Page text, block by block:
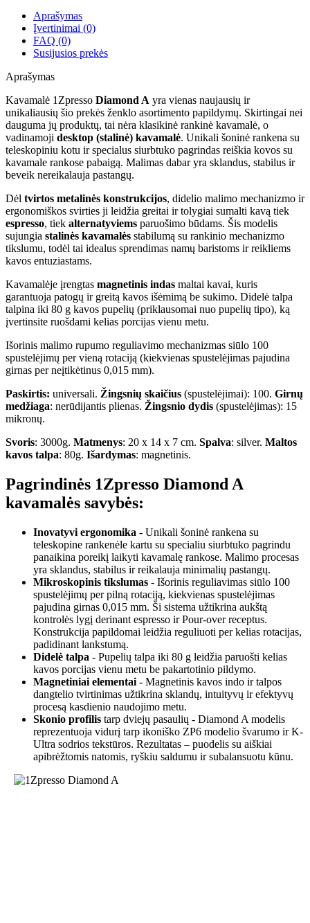
Aprašymas
Įvertinimai (0)
FAQ (0)
Susijusios prekės
Aprašymas
Kavamalė 1Zpresso Diamond A yra vienas naujausių ir
unikaliausių šio prekės ženklo asortimento papildymų. Skirtingai nei
dauguma jų produktų, tai nėra klasikinė rankinė kavamalė, o
vadinamoji desktop (stalinė) kavamalė. Unikali šoninė rankena su
teleskopiniu kotu ir specialus siurbtuko pagrindas reiškia kovos su
kavamale rankose pabaigą. Malimas dabar yra sklandus, stabilus ir
beveik nereikalauja pastangų.
Dėl tvirtos metalinės konstrukcijos, didelio malimo mechanizmo ir
ergonomiškos svirties ji leidžia greitai ir tolygiai sumalti kavą tiek
espresso, tiek alternatyviems paruošimo būdams. Šis modelis
sujungia stalinės kavamalės stabilumą su rankinio mechanizmo
tikslumu, todėl tai idealus sprendimas namų baristoms ir reikliems
kavos entuziastams.
Kavamalėje įrengtas magnetinis indas maltai kavai, kuris
garantuoja patogų ir greitą kavos išėmimą be sukimo. Didelė talpa
talpina iki 80 g kavos pupelių (priklausomai nuo pupelių tipo), ką
įvertinsite ruošdami kelias porcijas vienu metu.
Išorinis malimo rupumo reguliavimo mechanizmas siūlo 100
spustelėjimų per vieną rotaciją (kiekvienas spustelėjimas pajudina
girnas per neįtikėtinus 0,015 mm).
Paskirtis: universali. Žingsnių skaičius (spustelėjimai): 100. Girnų
medžiaga: nerūdijantis plienas. Žingsnio dydis (spustelėjimas): 15
mikronų.
Svoris: 3000g. Matmenys: 20 x 14 x 7 cm. Spalva: silver. Maltos
kavos talpa: 80g. Išardymas: magnetinis.
Pagrindinės 1Zpresso Diamond A
kavamalės savybės:
Inovatyvi ergonomika - Unikali šoninė rankena su
teleskopine rankenėle kartu su specialiu siurbtuko pagrindu
panaikina poreikį laikyti kavamalę rankose. Malimo procesas
yra sklandus, stabilus ir reikalauja minimalių pastangų.
Mikroskopinis tikslumas - Išorinis reguliavimas siūlo 100
spustelėjimų per pilną rotaciją, kiekvienas spustelėjimas
pajudina girnas 0,015 mm. Ši sistema užtikrina aukštą
kontrolės lygį derinant espresso ir Pour-over receptus.
Konstrukcija papildomai leidžia reguliuoti per kelias rotacijas,
padidinant lankstumą.
Didelė talpa - Pupelių talpa iki 80 g leidžia paruošti kelias
kavos porcijas vienu metu be pakartotinio pildymo.
Magnetiniai elementai - Magnetinis kavos indo ir talpos
dangtelio tvirtinimas užtikrina sklandų, intuityvų ir efektyvų
procesą kasdienio naudojimo metu.
Skonio profilis tarp dviejų pasaulių - Diamond A modelis
reprezentuoja vidurį tarp ikoniško ZP6 modelio švarumo ir K-
Ultra sodrios tekstūros. Rezultatas – puodelis su aiškiai
apibrėžtomis natomis, ryškiu saldumu ir subalansuotu kūnu.